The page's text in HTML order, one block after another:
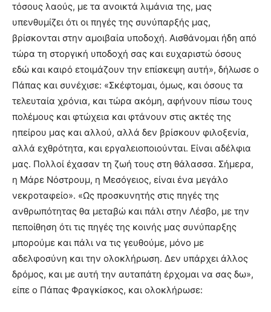
τόσους λαούς, με τα ανοικτά λιμάνια της, μας
υπενθυμίζει ότι οι πηγές της συνύπαρξής μας,
βρίσκονται στην αμοιβαία υποδοχή. Αισθάνομαι ήδη από
τώρα τη στοργική υποδοχή σας και ευχαριστώ όσους
εδώ και καιρό ετοιμάζουν την επίσκεψη αυτή», δήλωσε ο
Πάπας και συνέχισε: «Σκέφτομαι, όμως, και όσους τα
τελευταία χρόνια, και τώρα ακόμη, αφήνουν πίσω τους
πολέμους και φτώχεια και φτάνουν στις ακτές της
ηπείρου μας και αλλού, αλλά δεν βρίσκουν φιλοξενία,
αλλά εχθρότητα, και εργαλειοποιούνται. Είναι αδέλφια
μας. Πολλοί έχασαν τη ζωή τους στη θάλασσα. Σήμερα,
η Μάρε Νόστρουμ, η Μεσόγειος, είναι ένα μεγάλο
νεκροταφείο». «Ως προσκυνητής στις πηγές της
ανθρωπότητας θα μεταβώ και πάλι στην Λέσβο, με την
πεποίθηση ότι τις πηγές της κοινής μας συνύπαρξης
μπορούμε και πάλι να τις γευθούμε, μόνο με
αδελφοσύνη και την ολοκλήρωση. Δεν υπάρχει άλλος
δρόμος, και με αυτή την αυταπάτη έρχομαι να σας δω»,
είπε ο Πάπας Φραγκίσκος, και ολοκλήρωσε: